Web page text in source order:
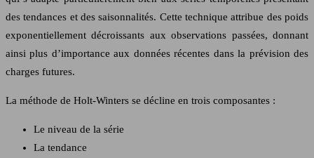
des tendances et des saisonnalités. Cette technique attribue des poids
exponentiellement décroissants aux observations passées, donnant
ainsi plus d’importance aux données récentes dans la prévision des
charges futures.
La méthode de Holt-Winters se décline en trois composantes :
Le niveau de la série
La tendance